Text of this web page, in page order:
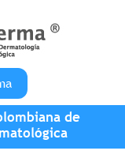
de